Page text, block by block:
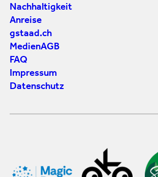
Nachhaltigkeit
Anreise
gstaad.ch
MedienAGB
FAQ
Impressum
Datenschutz